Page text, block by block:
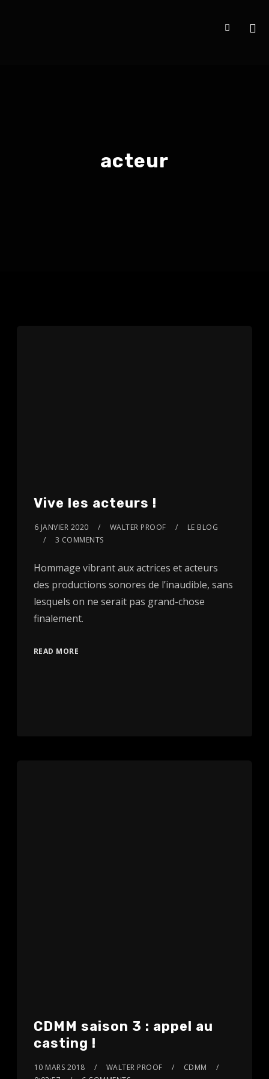
acteur
Vive les acteurs !
6 JANVIER 2020 WALTER PROOF
LE BLOG
3 COMMENTS
Hommage vibrant aux actrices et acteurs
des productions sonores de l’inaudible, sans
lesquels on ne serait pas grand-chose
finalement.
READ MORE
CDMM saison 3 : appel au
casting !
10 MARS 2018 WALTER PROOF
CDMM